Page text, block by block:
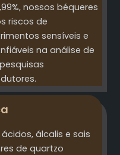
nossos béqueres
riscos de
sensíveis e
na análise de
álcalis e sais
de quartzo